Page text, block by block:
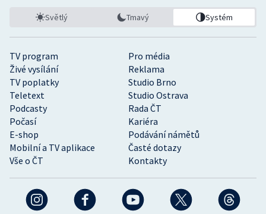
TV program
Pro média
Živé vysílání
Reklama
TV poplatky
Studio Brno
Teletext
Studio Ostrava
Podcasty
Rada ČT
Počasí
Kariéra
E-shop
Podávání námětů
Mobilní a TV aplikace
Časté dotazy
Vše o ČT
Kontakty
Světlý Tmavý Systém